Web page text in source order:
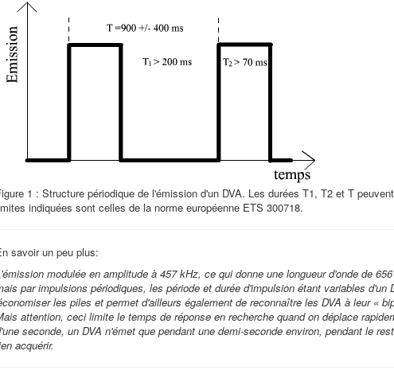
1 : Structure périodique de l'émission d'un DVA. Les durées T1, T2 et T
indiquées sont celles de la norme européenne ETS 300718.
savoir un peu plus:
modulée en amplitude à 457 kHz, ce qui donne une longueur d'onde de
par impulsions périodiques, les période et durée d'impulsion étant variables d'un
les piles et permet d'ailleurs également de reconnaître les DVA à leur «
attention, ceci limite le temps de réponse en recherche quand on déplace
seconde, un DVA n'émet que pendant une demi-seconde environ, pendant le
acquérir.